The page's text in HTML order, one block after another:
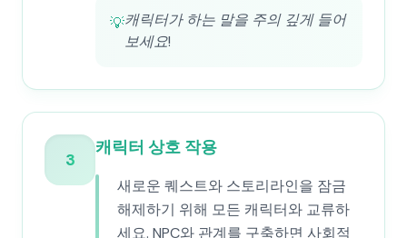
💡캐릭터가 하는 말을 주의 깊게 들어
보세요!
3
캐릭터 상호 작용
새로운 퀘스트와 스토리라인을 잠금
해제하기 위해 모든 캐릭터와 교류하
세요. NPC와 관계를 구축하면 사회적